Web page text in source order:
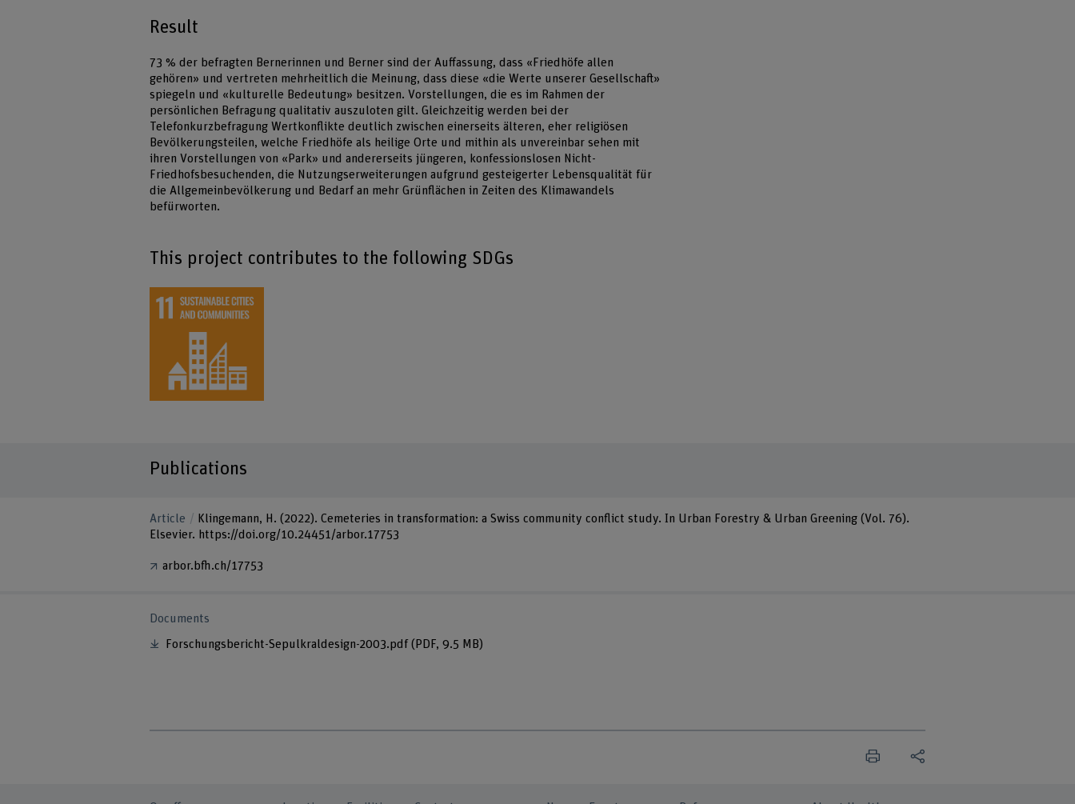
Result
73 % der befragten Bernerinnen und Berner sind der Auffassung, dass «Friedhöfe allen
gehören» und vertreten mehrheitlich die Meinung, dass diese «die Werte unserer Gesellschaft»
spiegeln und «kulturelle Bedeutung» besitzen. Vorstellungen, die es im Rahmen der
persönlichen Befragung qualitativ auszuloten gilt. Gleichzeitig werden bei der
Telefonkurzbefragung Wertkonflikte deutlich zwischen einerseits älteren, eher religiösen
Bevölkerungsteilen, welche Friedhöfe als heilige Orte und mithin als unvereinbar sehen mit
ihren Vorstellungen von «Park» und andererseits jüngeren, konfessionslosen Nicht-
Friedhofsbesuchenden, die Nutzungserweiterungen aufgrund gesteigerter Lebensqualität für
die Allgemeinbevölkerung und Bedarf an mehr Grünflächen in Zeiten des Klimawandels
befürworten.
This project contributes to the following SDGs
Publications
Article
Klingemann, H. (2022). Cemeteries in transformation: a Swiss community conflict study. In Urban Forestry & Urban Greening (Vol. 76).
Elsevier. https://doi.org/10.24451/arbor.17753
arbor.bfh.ch/17753
Documents
Forschungsbericht-Sepulkraldesign-2003.pdf(PDF, 9.5 MB)